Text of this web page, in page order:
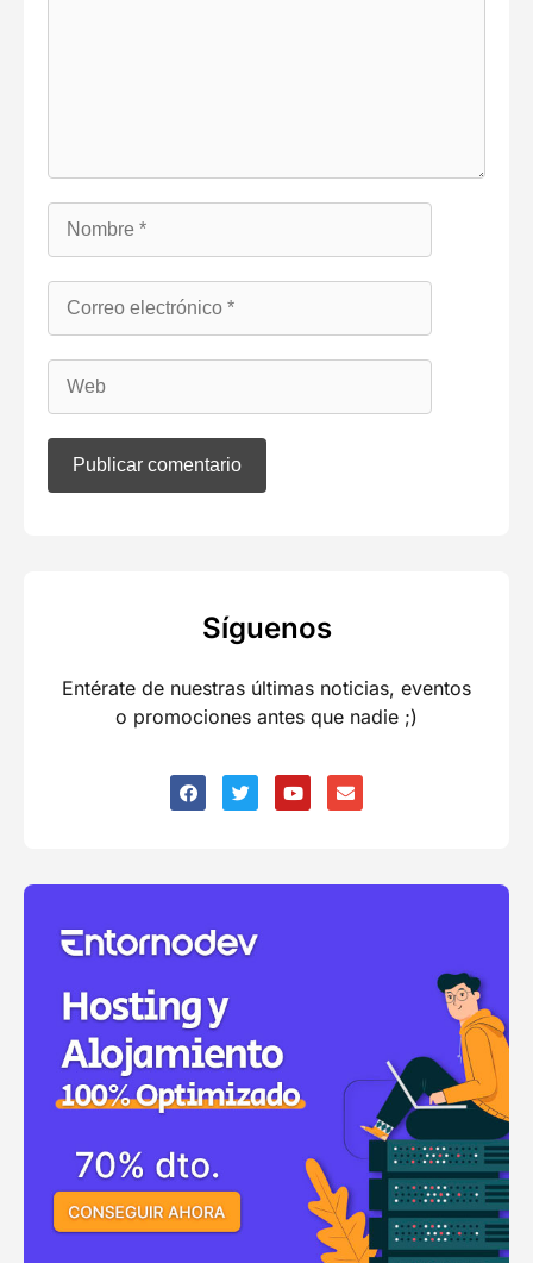
Síguenos
Entérate de nuestras últimas noticias, eventos
o promociones antes que nadie ;)